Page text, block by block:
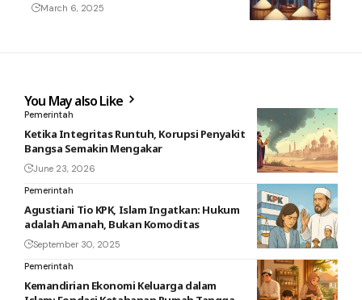
March 6, 2025
You May also Like
Pemerintah
Ketika Integritas Runtuh, Korupsi Penyakit
Bangsa Semakin Mengakar
June 23, 2026
Pemerintah
Agustiani Tio KPK, Islam Ingatkan: Hukum
adalah Amanah, Bukan Komoditas
September 30, 2025
Pemerintah
Kemandirian Ekonomi Keluarga dalam